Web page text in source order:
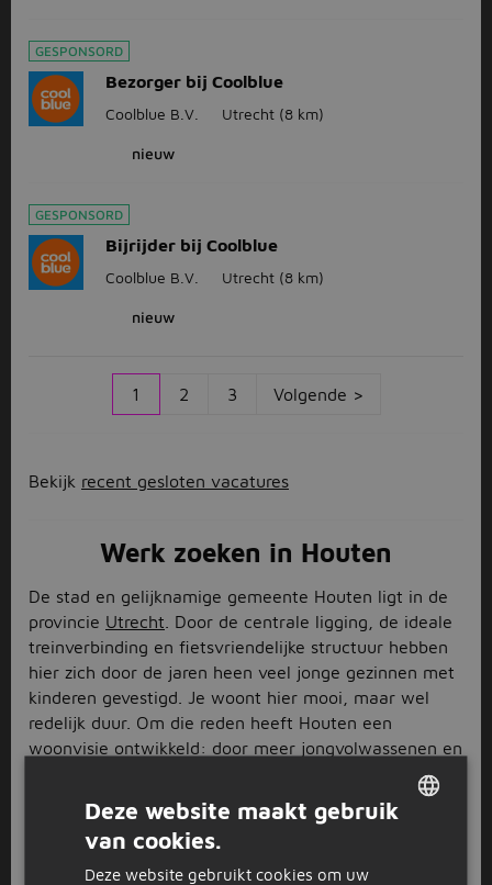
GESPONSORD
Bezorger bij Coolblue
Coolblue B.V. Utrecht (8 km)
nieuw
GESPONSORD
Bijrijder bij Coolblue
Coolblue B.V. Utrecht (8 km)
nieuw
1 2 3 Volgende >
Bekijk recent gesloten vacatures
Werk zoeken in Houten
De stad en gelijknamige gemeente Houten ligt in de
provincie Utrecht . Door de centrale ligging, de ideale
treinverbinding en fietsvriendelijke structuur hebben
hier zich door de jaren heen veel jonge gezinnen met
kinderen gevestigd. Je woont hier mooi, maar wel
redelijk duur. Om die reden heeft Houten een
woonvisie ontwikkeld: door meer jongvolwassenen en
mensen met een krappe beurs te trekken, hopen ze
de woningmarkt weer in balans te krijgen. Hierdoor
variëren de vacatures in Houten sterk: van onderwijs
en zorg tot bouw en industrie, bij Jobbird vind je het
allemaal.
Deze website maakt gebruik
van cookies.
Deze website gebruikt cookies om uw